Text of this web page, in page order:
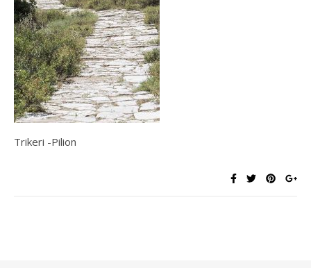
Trikeri -Pilion